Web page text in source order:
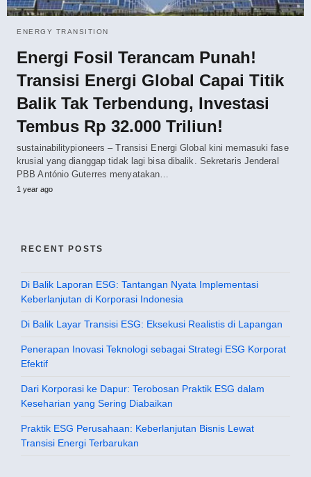
ENERGY TRANSITION
Energi Fosil Terancam Punah!
Transisi Energi Global Capai Titik
Balik Tak Terbendung, Investasi
Tembus Rp 32.000 Triliun!
sustainabilitypioneers – Transisi Energi Global kini memasuki fase
krusial yang dianggap tidak lagi bisa dibalik. Sekretaris Jenderal
PBB António Guterres menyatakan…
1 year ago
RECENT POSTS
Di Balik Laporan ESG: Tantangan Nyata Implementasi
Keberlanjutan di Korporasi Indonesia
Di Balik Layar Transisi ESG: Eksekusi Realistis di Lapangan
Penerapan Inovasi Teknologi sebagai Strategi ESG Korporat
Efektif
Dari Korporasi ke Dapur: Terobosan Praktik ESG dalam
Keseharian yang Sering Diabaikan
Praktik ESG Perusahaan: Keberlanjutan Bisnis Lewat
Transisi Energi Terbarukan